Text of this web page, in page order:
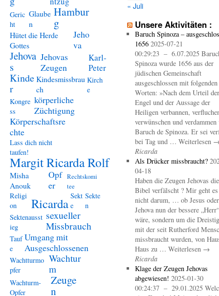
Geric
ht
Glaube
n
Hambur
g
Hütet die Herde
Gottes
Jeho
va
Jehova
s
Jehovas
Zeugen
Karl-
Peter
Kinde
r
Kindesmissbrau
ch
Kirch
e
Kongre
ss
körperliche
Züchtigung
Körperschaftsre
chte
Lass dich nicht
taufen!
Margit Ricarda Rolf
Misha
Anouk
Opf
er
Rechtskomi
tee
Religi
on
Ricarda Sekt
e
Sekte
n
Sektenausst
ieg
sexueller
Missbrauch
Tauf
e
Umgang mit
Ausgeschlossenen
Wachtturmo
pfer
Wachtur
m
Wachturm-
Opfer
Zeuge
n
« Juli
Unsere Aktivitäten :
Baruch Spinoza –
1656 2025-07-21
00:29:23 – 6.07.2025
Spinoza wurde 1656 aus der
jüdischen Gemeinschaft
ausgeschlossen mit folgenden
Worten: »Nach dem Urteil der
Engel und der Aussage der
Heiligen verbannen,
verwünschen und
Baruch de Spinoza. Er sei
bei Tag und … Weiterlesen
Ricarda
Als Drücker missbraucht?
04-18
Haben die Zeugen Jehovas die
Bibel verfälscht ? Mir geht
nicht darum, … ob Jesus oder
Jehova nun der bessere „Herr“
wäre, sondern um die
mit der seit Rutherford
missbraucht wurden, von
Haus zu … Weiterlesen →
Ricarda
Klage der Zeugen Jehovas
abgewiesen! 2025-01-30
00:24:37 – 29.01.2025